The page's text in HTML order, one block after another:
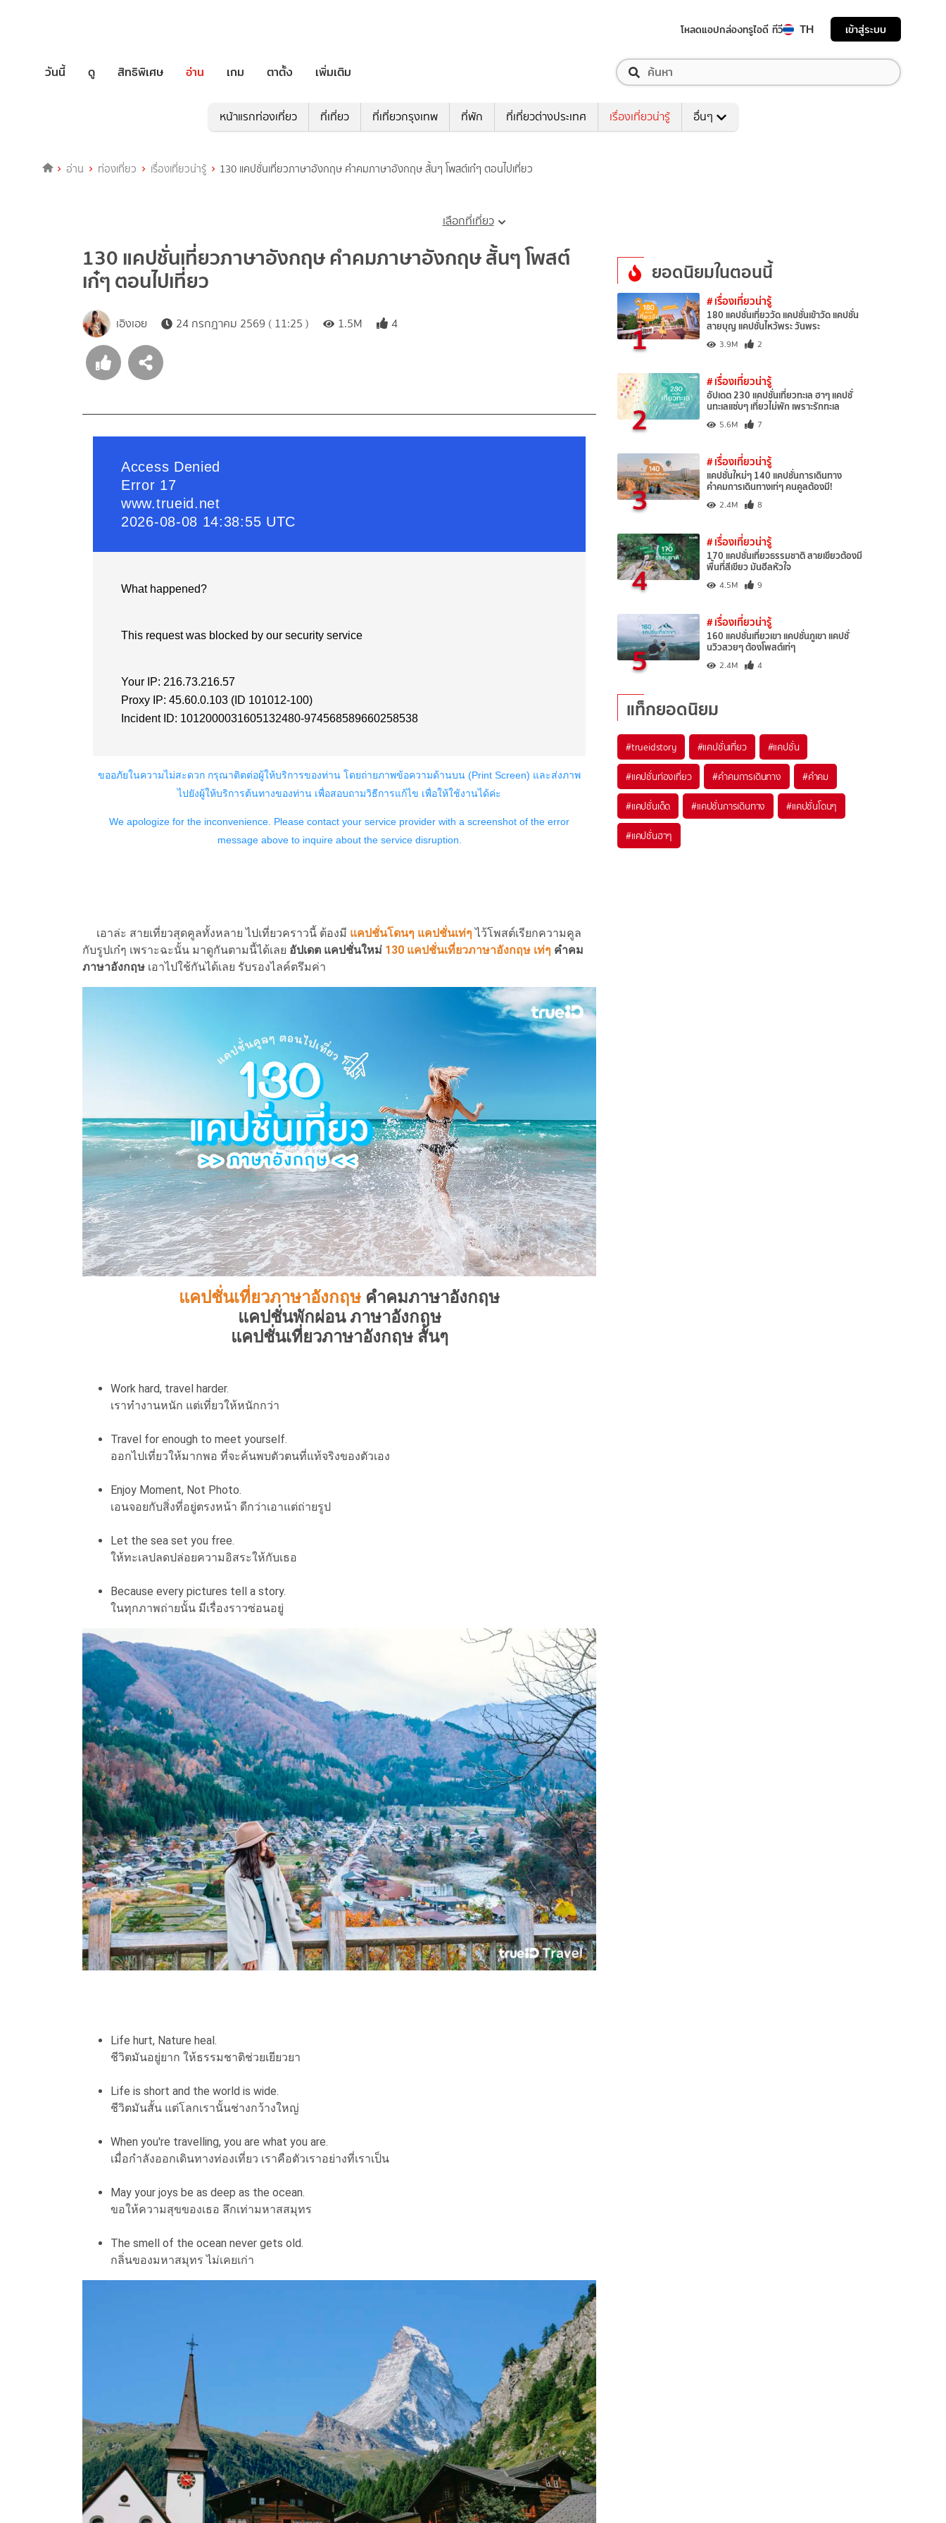
โหลดแอปกล่องทรูไอดี ทีวี TH เข้าสู่ระบบ
วันนี้ ดู สิทธิพิเศษ อ่าน เกม ตาตั้ง เพิ่มเติม
หน้าแรกท่องเที่ยว ที่เที่ยว ที่เที่ยวกรุงเทพ ที่พัก ที่เที่ยวต่างประเทศ เรื่องเที่ยวน่ารู้ อื่นๆ
อ่าน ท่องเที่ยว เรื่องเที่ยวน่ารู้ 130 แคปชั่นเที่ยวภาษาอังกฤษ คำคมภาษาอังกฤษ สั้นๆ โพสต์เก๋ๆ ตอนไปเที่ยว
เลือกที่เที่ยว
130 แคปชั่นเที่ยวภาษาอังกฤษ คำคมภาษาอังกฤษ สั้นๆ โพสต์
เก๋ๆ ตอนไปเที่ยว
เอิงเอย 24 กรกฎาคม 2569 ( 11:25 ) 1.5M 4
เอาล่ะ สายเที่ยวสุดคูลทั้งหลาย ไปเที่ยวคราวนี้ ต้องมี แคปชั่นโดนๆ แคปชั่นเท่ๆ ไว้โพสต์เรียกความคูล
กับรูปเก๋ๆ เพราะฉะนั้น มาดูกันตามนี้ได้เลย อัปเดต แคปชั่นใหม่ 130 แคปชั่นเที่ยวภาษาอังกฤษ เท่ๆ คำคม
ภาษาอังกฤษ เอาไปใช้กันได้เลย รับรองไลค์ตรึมค่า
แคปชั่นเที่ยวภาษาอังกฤษ คำคมภาษาอังกฤษ
แคปชั่นพักผ่อน ภาษาอังกฤษ
แคปชั่นเที่ยวภาษาอังกฤษ สั้นๆ
Work hard, travel harder.
เราทำงานหนัก แต่เที่ยวให้หนักกว่า
Travel for enough to meet yourself.
ออกไปเที่ยวให้มากพอ ที่จะค้นพบตัวตนที่แท้จริงของตัวเอง
Enjoy Moment, Not Photo.
เอนจอยกับสิ่งที่อยู่ตรงหน้า ดีกว่าเอาแต่ถ่ายรูป
Let the sea set you free.
ให้ทะเลปลดปล่อยความอิสระให้กับเธอ
Because every pictures tell a story.
ในทุกภาพถ่ายนั้น มีเรื่องราวซ่อนอยู่
Life hurt, Nature heal.
ชีวิตมันอยู่ยาก ให้ธรรมชาติช่วยเยียวยา
Life is short and the world is wide.
ชีวิตมันสั้น แต่โลกเรานั้นช่างกว้างใหญ่
When you're travelling, you are what you are.
เมื่อกำลังออกเดินทางท่องเที่ยว เราคือตัวเราอย่างที่เราเป็น
May your joys be as deep as the ocean.
ขอให้ความสุขของเธอ ลึกเท่ามหาสสมุทร
The smell of the ocean never gets old.
กลิ่นของมหาสมุทร ไม่เคยเก่า
ยอดนิยมในตอนนี้
1
# เรื่องเที่ยวน่ารู้
180 แคปชั่นเที่ยววัด แคปชั่นเข้าวัด แคปชั่น
สายบุญ แคปชั่นไหว้พระ วันพระ
3.9M 2
2
# เรื่องเที่ยวน่ารู้
อัปเดต 230 แคปชั่นเที่ยวทะเล ฮาๆ แคปชั่
นทะเลแซ่บๆ เที่ยวไม่พัก เพราะรักทะเล
5.6M 7
3
# เรื่องเที่ยวน่ารู้
แคปชั่นใหม่ๆ 140 แคปชั่นการเดินทาง
คำคมการเดินทางเท่ๆ คนคูลต้องมี!
2.4M 8
4
# เรื่องเที่ยวน่ารู้
170 แคปชั่นเที่ยวธรรมชาติ สายเขียวต้องมี
พื้นที่สีเขียว มันฮีลหัวใจ
4.5M 9
5
# เรื่องเที่ยวน่ารู้
160 แคปชั่นเที่ยวเขา แคปชั่นภูเขา แคปชั่
นวิวสวยๆ ต้องโพสต์เท่ๆ
2.4M 4
แท็กยอดนิยม
#trueidstory #แคปชั่นเที่ยว #แคปชั่น
#แคปชั่นท่องเที่ยว #คำคมการเดินทาง #คำคม
#แคปชั่นเด็ด #แคปชั่นการเดินทาง #แคปชั่นโดนๆ
#แคปชั่นฮาๆ